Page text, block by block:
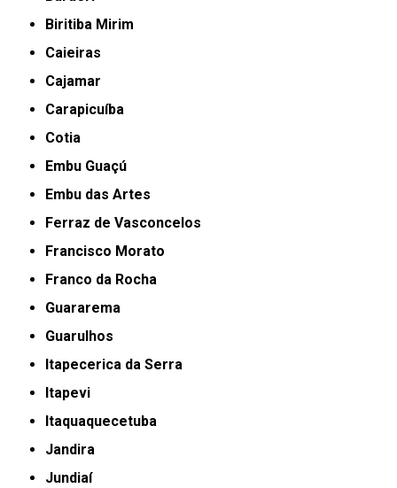
Biritiba Mirim
Caieiras
Cajamar
Carapicuíba
Cotia
Embu Guaçú
Embu das Artes
Ferraz de Vasconcelos
Francisco Morato
Franco da Rocha
Guararema
Guarulhos
Itapecerica da Serra
Itapevi
Itaquaquecetuba
Jandira
Jundiaí